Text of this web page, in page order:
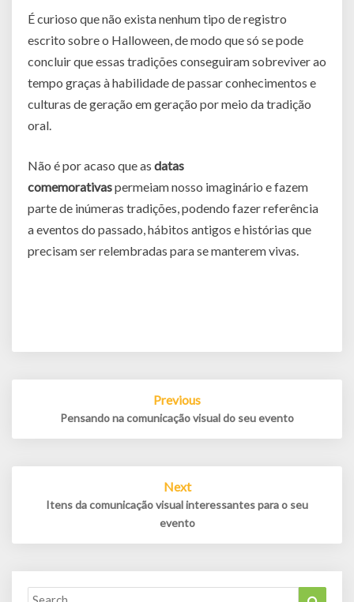
É curioso que não exista nenhum tipo de registro
escrito sobre o Halloween, de modo que só se pode
concluir que essas tradições conseguiram sobreviver ao
tempo graças à habilidade de passar conhecimentos e
culturas de geração em geração por meio da tradição
oral.
Não é por acaso que as datas
comemorativaspermeiam nosso imaginário e fazem
parte de inúmeras tradições, podendo fazer referência
a eventos do passado, hábitos antigos e histórias que
precisam ser relembradas para se manterem vivas.
Previous
Pensando na comunicação visual do seu evento
Next
Itens da comunicação visual interessantes para o seu
evento
Search